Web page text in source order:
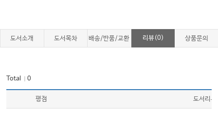
23. 본의 아니게 환자와의 진료 예약 시간을 지키지 못하고 지각했을 경우는?
282
현재의 "나" 그리고 "나의 병원"에 대해 정확히 알아보기 286
III. 부록
도서소개 도서목차 배송/반품/교환 리뷰(0) 상품문의
Total ｜0
평점 도서리뷰